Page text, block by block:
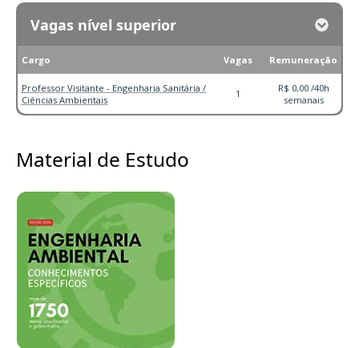
Vagas nível superior
Cargo Vagas Remuneração
Professor Visitante - Engenharia Sanitária /
Ciências Ambientais
1
R$ 0,00 /40h
semanais
Material de Estudo